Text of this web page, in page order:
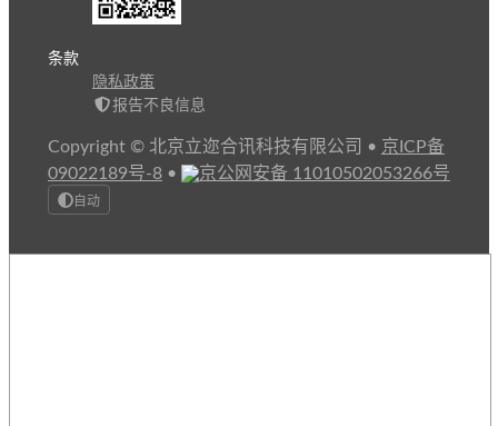
条款
隐私政策
报告不良信息
Copyright © 北京立迩合讯科技有限公司 • 京ICP备
09022189号-8 • 京公网安备 11010502053266号
自动